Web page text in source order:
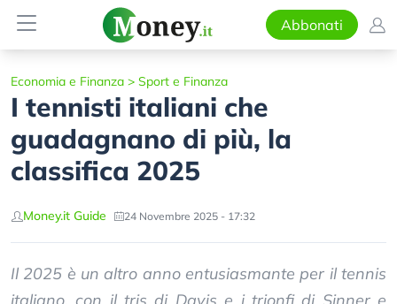
Abbonati
Economia e Finanza > Sport e Finanza
I tennisti italiani che
guadagnano di più, la
classifica 2025
Money.it Guide 24 Novembre 2025 - 17:32
Il 2025 è un altro anno entusiasmante per il tennis